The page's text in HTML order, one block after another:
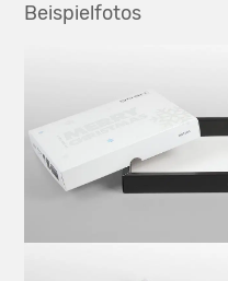
Beispielfotos